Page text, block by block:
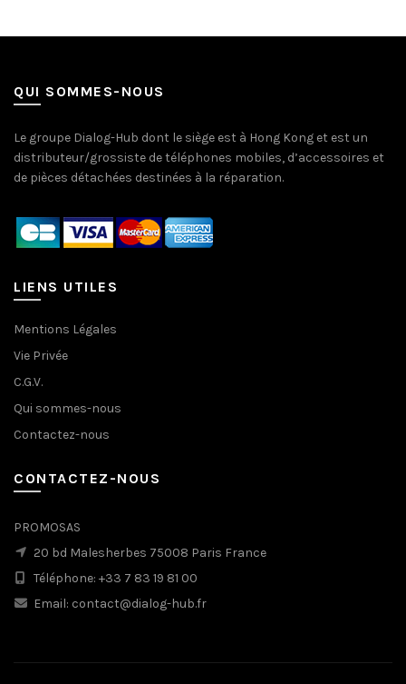
QUI SOMMES-NOUS
Le groupe Dialog-Hub dont le siège est à Hong Kong et est un
distributeur/grossiste de téléphones mobiles, d’accessoires et
de pièces détachées destinées à la réparation.
LIENS UTILES
Mentions Légales
Vie Privée
C.G.V.
Qui sommes-nous
Contactez-nous
CONTACTEZ-NOUS
PROMOSAS
20 bd Malesherbes 75008 Paris France
Téléphone: +33 7 83 19 81 00
Email: contact@dialog-hub.fr